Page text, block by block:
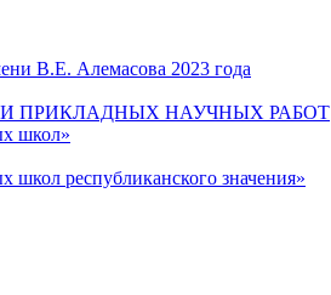
В.Е. Алемасова 2023 года
ПРИКЛАДНЫХ НАУЧНЫХ РАБОТ
школ»
республиканского значения»